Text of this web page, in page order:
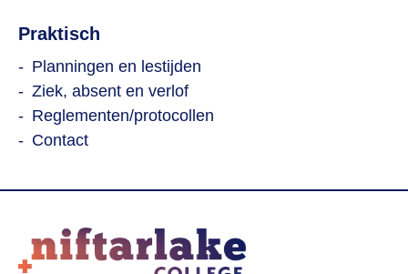
Praktisch
Planningen en lestijden
Ziek, absent en verlof
Reglementen/protocollen
Contact